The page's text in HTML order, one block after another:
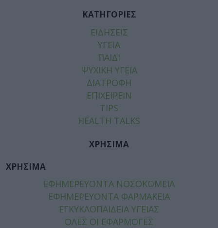
ΚΑΤΗΓΟΡΙΕΣ
ΕΙΔΗΣΕΙΣ
ΥΓΕΙΑ
ΠΑΙΔΙ
ΨΥΧΙΚΗ ΥΓΕΙΑ
ΔΙΑΤΡΟΦΗ
ΕΠΙΧΕΙΡΕΙΝ
TIPS
HEALTH TALKS
ΧΡΗΣΙΜΑ
ΧΡΗΣΙΜΑ
ΕΦΗΜΕΡΕΥΟΝΤΑ ΝΟΣΟΚΟΜΕΙΑ
ΕΦΗΜΕΡΕΥΟΝΤΑ ΦΑΡΜΑΚΕΙΑ
ΕΓΚΥΚΛΟΠΑΙΔΕΙΑ ΥΓΕΙΑΣ
ΟΛΕΣ ΟΙ ΕΦΑΡΜΟΓΕΣ